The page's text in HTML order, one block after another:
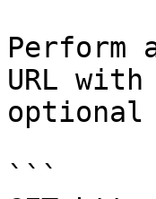
Perform
URL
optional
```